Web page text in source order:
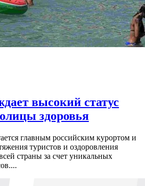
высокий статус
здоровья
главным российским курортом и
туристов и оздоровления
страны за счет уникальных